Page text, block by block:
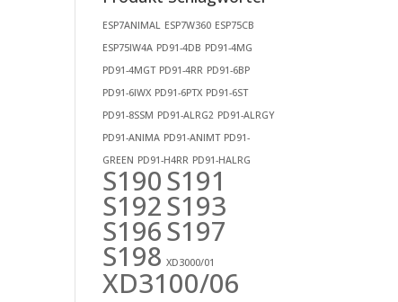
ESP7ANIMAL ESP7W360 ESP75CB
ESP75IW4A PD91-4DB PD91-4MG
PD91-4MGT PD91-4RR PD91-6BP
PD91-6IWX PD91-6PTX PD91-6ST
PD91-8SSM PD91-ALRG2 PD91-ALRGY
PD91-ANIMA PD91-ANIMT PD91-
GREEN PD91-H4RR PD91-HALRG
S190S191
S192S193
S196S197
S198 XD3000/01
XD3100/06